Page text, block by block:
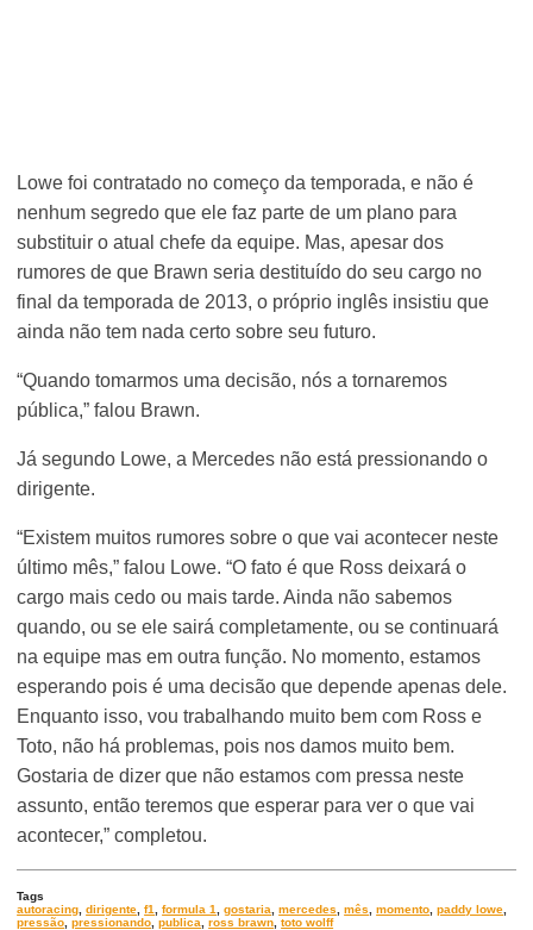
Lowe foi contratado no começo da temporada, e não é
nenhum segredo que ele faz parte de um plano para
substituir o atual chefe da equipe. Mas, apesar dos
rumores de que Brawn seria destituído do seu cargo no
final da temporada de 2013, o próprio inglês insistiu que
ainda não tem nada certo sobre seu futuro.
“Quando tomarmos uma decisão, nós a tornaremos
pública,” falou Brawn.
Já segundo Lowe, a Mercedes não está pressionando o
dirigente.
“Existem muitos rumores sobre o que vai acontecer neste
último mês,” falou Lowe. “O fato é que Ross deixará o
cargo mais cedo ou mais tarde. Ainda não sabemos
quando, ou se ele sairá completamente, ou se continuará
na equipe mas em outra função. No momento, estamos
esperando pois é uma decisão que depende apenas dele.
Enquanto isso, vou trabalhando muito bem com Ross e
Toto, não há problemas, pois nos damos muito bem.
Gostaria de dizer que não estamos com pressa neste
assunto, então teremos que esperar para ver o que vai
acontecer,” completou.
Tags
autoracing ,dirigente ,f1 ,formula 1 ,gostaria ,mercedes ,mês ,momento ,paddy lowe
pressão ,pressionando ,publica ,ross brawn ,toto wolff